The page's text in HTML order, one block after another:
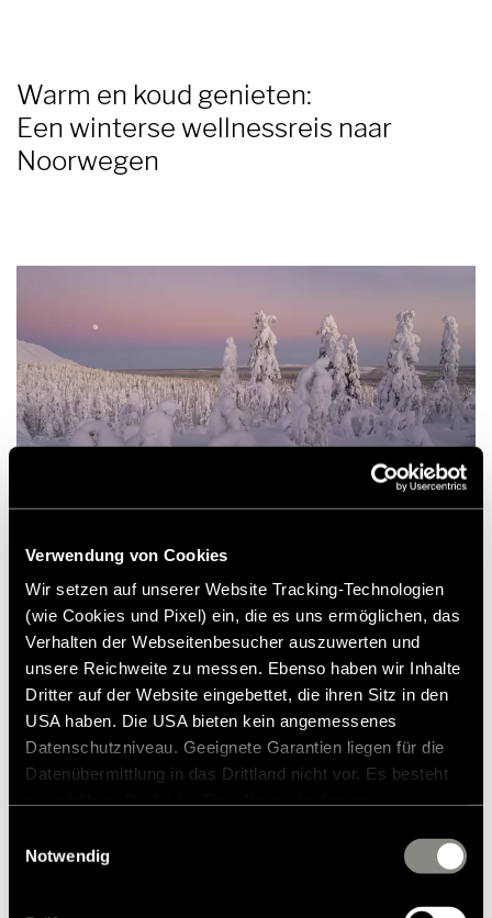
Verwendung von Cookies
Wir setzen auf unserer Website Tracking-Technologien
(wie Cookies und Pixel) ein, die es uns ermöglichen, das
Verhalten der Webseitenbesucher auszuwerten und
unsere Reichweite zu messen. Ebenso haben wir Inhalte
Dritter auf der Website eingebettet, die ihren Sitz in den
USA haben. Die USA bieten kein angemessenes
Datenschutzniveau. Geeignete Garantien liegen für die
Datenübermittlung in das Drittland nicht vor. Es besteht
zustehen. Eingesetzte Dienstleister können Daten für
zusammenführen. Weitere Informationen finden Sie in
Notwendig
Warm en koud genieten:
Een winterse wellnessreis naar
Noorwegen
Noorwegen in de winter: Alles somber en
koud? Ja. En helemaal niet! Want de mensen
in het noorden weten hoe ze het beste van
het donkere seizoen kunnen maken -
mentaal, fysiek en spiritueel.
Geen wonder dus dat er overal in Noorwegen
thermale baden, spa's en sauna's te vinden
zijn: in de steden, te midden van dromerige